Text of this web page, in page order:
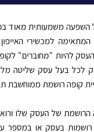
השפעה משמעותית מאוד
המתאימה למכשירי
להיות "מחוברים"
לכל בעל עסק שליטה
קופה רושמת ממוחשבת
של העסק שלו
בעסק או במספר